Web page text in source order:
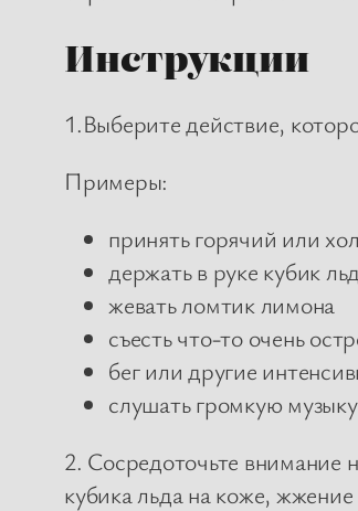
Инструкции
1.Выберите действие,
Примеры:
принять горячий или
держать в руке кубик
жевать ломтик лимона
съесть что-то очень
бег или другие
слушать громкую музыку
2. Сосредоточьте
кубика льда на коже,